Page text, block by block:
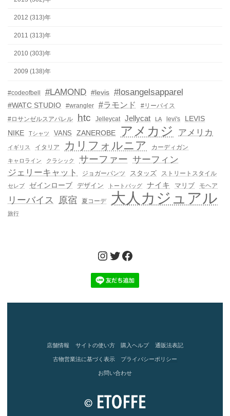
2012 (313)年
2011 (313)年
2010 (303)年
2009 (138)年
#codeofbell #LAMOND #levis #losangelsapparel
#WATC STUDIO #wrangler #ラモンド
#リーバイス
#ロサンゼルスアパレル
htc Jelleycat Jellycat LA levi's
LEVIS
NIKE
Tシャツ VANS ZANEROBE アメカジ アメリカ
イギリス イタリア カリフォルニア カーディガン
キャロライン クラシック サーファー サーフィン
ジェリーキャット
ジョガーパンツ スタッズ ストリートスタイル
セレブ ゼインローブ デザイン トートバッグ ナイキ マリブ モヘア
リーバイス 原宿 夏コーデ 大人カジュアル
旅行
Instagram
Twitter
Facebook
店舗情報 サイトの使い方 購入ヘルプ 通販法表記
古物営業法に基づく表示 プライバシーポリシー
お問い合わせ